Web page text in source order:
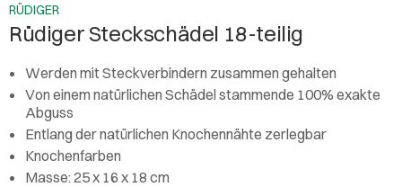
RÜDIGER
Rüdiger Steckschädel 18-teilig
Werden mit Steckverbindern zusammen gehalten
Von einem natürlichen Schädel stammende 100% exakte
Abguss
Entlang der natürlichen Knochennähte zerlegbar
Knochenfarben
Masse: 25 x 16 x 18 cm